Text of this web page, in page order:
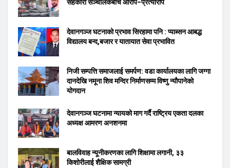
सहकारी सञ्चालकबीच आरोप–प्रत्यारोप
देवानगञ्ज घटनाको प्रभाव सिरहामा पनि : प्याब्सन आबद्ध
विद्यालय बन्द,बजार र यातायात सेवा प्रभावित
निजी सम्पत्ति समाजलाई समर्पण: वडा कार्यालयका लागि जग्गा
दानदेखि नमूना शिव मन्दिर निर्माणसम्म विष्णु न्यौपानेको
योगदान
देवानगञ्ज घटनामा न्यायको माग गर्दै राष्ट्रिय एकता दलका
अध्यक्ष आमरण अनशनमा
बालविवाह न्यूनीकरणका लागि शिक्षामा लगानी, ३३
किशोरीलाई शैक्षिक सामग्री